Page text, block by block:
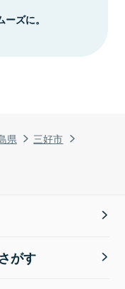
県
三好市
ズに。
がす